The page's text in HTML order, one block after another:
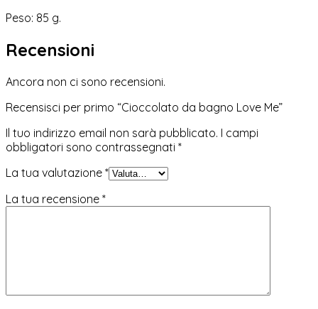
Peso: 85 g.
Recensioni
Ancora non ci sono recensioni.
Recensisci per primo “Cioccolato da bagno Love Me”
Il tuo indirizzo email non sarà pubblicato. I campi
obbligatori sono contrassegnati *
La tua valutazione *
La tua recensione *